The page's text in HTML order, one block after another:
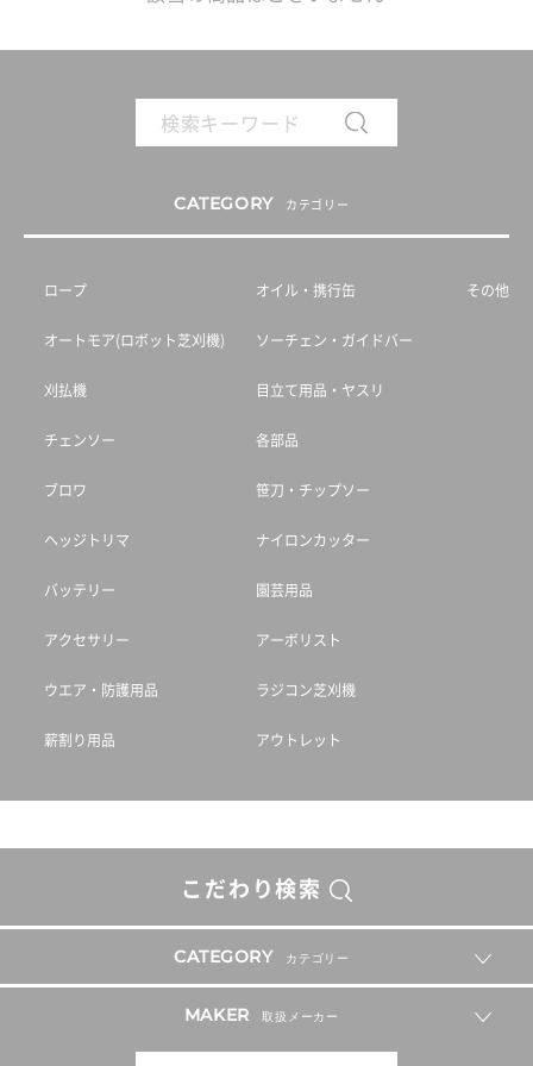
CATEGORY カテゴリー
ロープ
オートモア(ロボット芝刈機)
刈払機
チェンソー
ブロワ
ヘッジトリマ
バッテリー
アクセサリー
ウエア・防護用品
薪割り用品
オイル・携行缶
ソーチェン・ガイドバー
目立て用品・ヤスリ
各部品
笹刀・チップソー
ナイロンカッター
園芸用品
アーボリスト
ラジコン芝刈機
アウトレット
その他
こだわり検索
CATEGORY カテゴリー
MAKER 取扱メーカー